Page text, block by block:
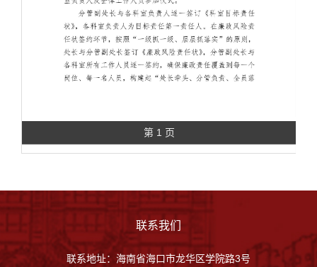
第 1 页
联系我们
联系地址：海南省海口市龙华区学院路3号